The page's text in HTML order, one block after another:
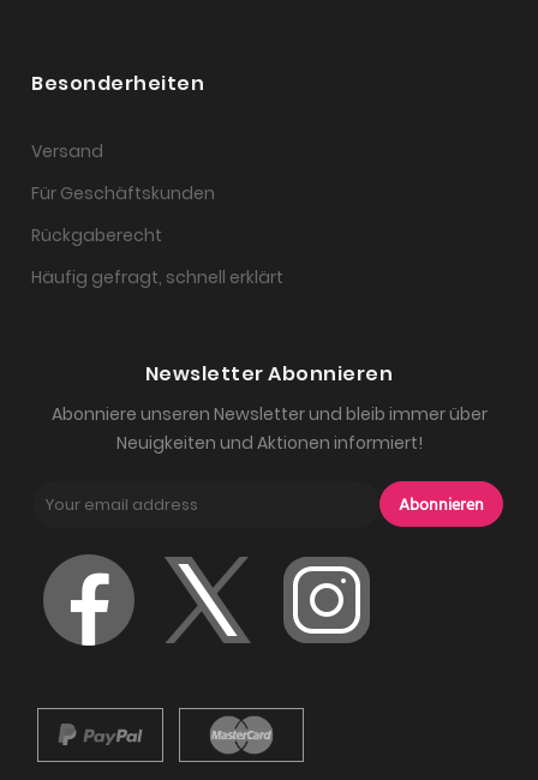
Besonderheiten
Versand
Für Geschäftskunden
Rückgaberecht
Häufig gefragt, schnell erklärt
Newsletter Abonnieren
Abonniere unseren Newsletter und bleib immer über
Neuigkeiten und Aktionen informiert!
Abonnieren